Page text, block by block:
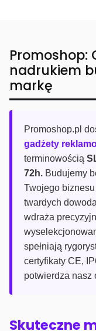
Promoshop:
nadrukiem
markę
Promoshop.pl
gadżety
terminowością
72h. Budujemy
Twojego
twardych
wdraża
spełniają
certyfikaty CE,
potwierdza nasz
Skuteczne